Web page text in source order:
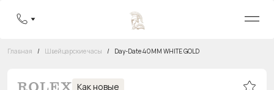
Главная / Швейцарские часы / Day-Date 40MM WHITE GOLD
Как новые